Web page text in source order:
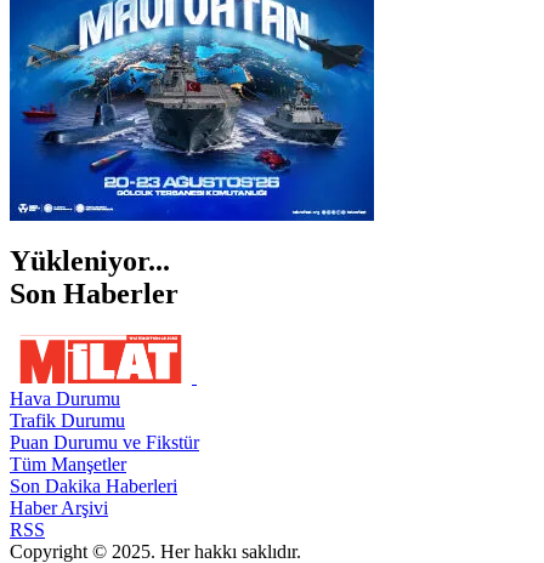
Yükleniyor...
Son Haberler
Hava Durumu
Trafik Durumu
Puan Durumu ve Fikstür
Tüm Manşetler
Son Dakika Haberleri
Haber Arşivi
RSS
Copyright © 2025. Her hakkı saklıdır.